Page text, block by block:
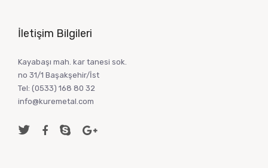
İletişim Bilgileri
Kayabaşı mah. kar tanesi sok.
no 31/1 Başakşehir/İst
Tel: (0533) 168 80 32
info@kuremetal.com